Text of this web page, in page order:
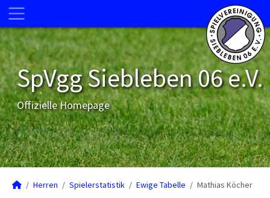
SpVgg Siebleben 06 e.V.
Offizielle Homepage
Herren Spielerstatistik Ewige Tabelle Mathias Köcher